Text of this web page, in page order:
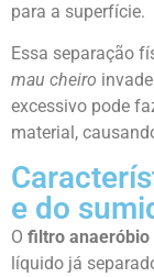
para a superfície.
Essa separação
mau cheiro
excessivo pode
material,
e do
O filtro anaeróbio
líquido já